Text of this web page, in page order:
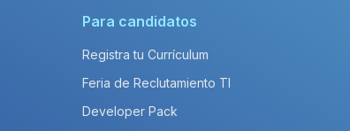
Para candidatos
Registra tu Currículum
Feria de Reclutamiento TI
Developer Pack